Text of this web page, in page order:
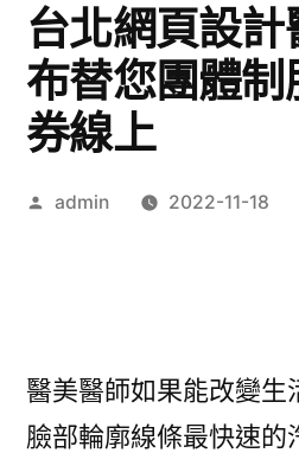
台北網頁設
布替您團體
券線上
作
admin 2022-11-18
醫美醫師如果能改變生
臉部輪廓線條最快速的